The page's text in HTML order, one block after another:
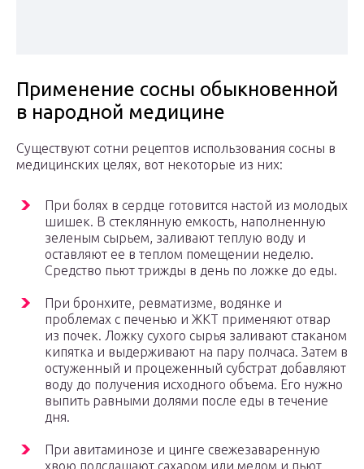
Применение сосны обыкновенной
в народной медицине
Существуют сотни рецептов использования сосны в
медицинских целях, вот некоторые из них:
При болях в сердце готовится настой из молодых
шишек. В стеклянную емкость, наполненную
зеленым сырьем, заливают теплую воду и
оставляют ее в теплом помещении неделю.
Средство пьют трижды в день по ложке до еды.
При бронхите, ревматизме, водянке и
проблемах с печенью и ЖКТ применяют отвар
из почек. Ложку сухого сырья заливают стаканом
кипятка и выдерживают на пару полчаса. Затем в
остуженный и процеженный субстрат добавляют
воду до получения исходного объема. Его нужно
выпить равными долями после еды в течение
дня.
При авитаминозе и цинге свежезаваренную
хвою подслащают сахаром или медом и пьют